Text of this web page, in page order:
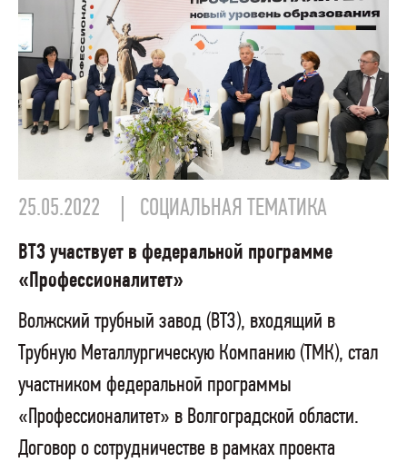
25.05.2022 СОЦИАЛЬНАЯ ТЕМАТИКА
ВТЗ участвует в федеральной программе
«Профессионалитет»
Волжский трубный завод (ВТЗ), входящий в
Трубную Металлургическую Компанию (ТМК), стал
участником федеральной программы
«Профессионалитет» в Волгоградской области.
Договор о сотрудничестве в рамках проекта